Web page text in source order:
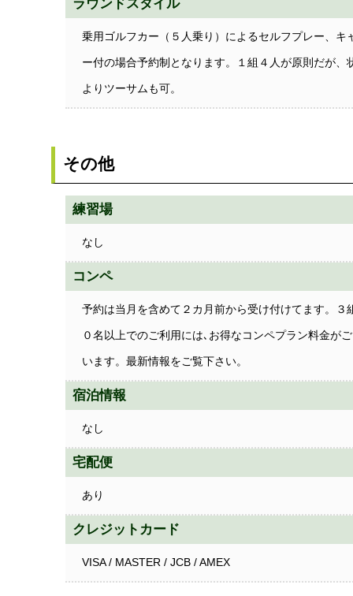
ラウンドスタイル
乗用ゴルフカー（５人乗り）によるセルフプレー、キ
ー付の場合予約制となります。１組４人が原則だが、
よりツーサムも可。
その他
練習場
なし
コンペ
予約は当月を含めて２カ月前から受け付けてます。３
０名以上でのご利用には､お得なコンペプラン料金が
います。最新情報をご覧下さい。
宿泊情報
なし
宅配便
あり
クレジットカード
VISA / MASTER / JCB / AMEX